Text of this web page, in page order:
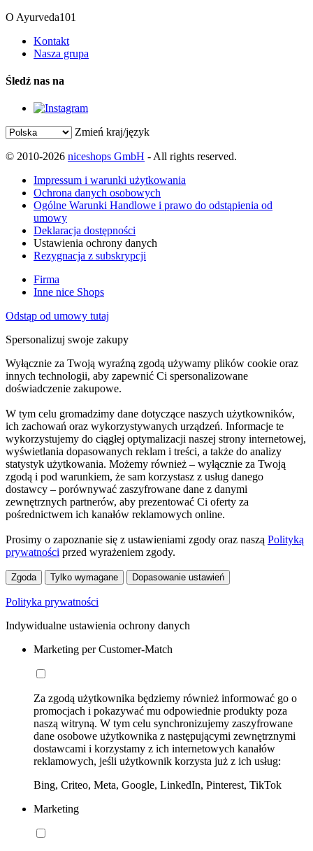
O Ayurveda101
Kontakt
Nasza grupa
Śledź nas na
Zmień kraj/język
© 2010-2026 niceshops GmbH - All rights reserved.
Impressum i warunki użytkowania
Ochrona danych osobowych
Ogólne Warunki Handlowe i prawo do odstąpienia od
umowy
Deklaracja dostępności
Ustawienia ochrony danych
Rezygnacja z subskrypcji
Firma
Inne nice Shops
Odstąp od umowy tutaj
Spersonalizuj swoje zakupy
Wyłącznie za Twoją wyraźną zgodą używamy plików cookie oraz
innych technologii, aby zapewnić Ci spersonalizowane
doświadczenie zakupowe.
W tym celu gromadzimy dane dotyczące naszych użytkowników,
ich zachowań oraz wykorzystywanych urządzeń. Informacje te
wykorzystujemy do ciągłej optymalizacji naszej strony internetowej,
wyświetlania dopasowanych reklam i treści, a także do analizy
statystyk użytkowania. Możemy również – wyłącznie za Twoją
zgodą i pod warunkiem, że sam korzystasz z usług danego
dostawcy – porównywać zaszyfrowane dane z danymi
zewnętrznych partnerów, aby prezentować Ci oferty za
pośrednictwem ich kanałów reklamowych online.
Prosimy o zapoznanie się z ustawieniami zgody oraz naszą Polityką
prywatności przed wyrażeniem zgody.
Zgoda Tylko wymagane Dopasowanie ustawień
Polityka prywatności
Indywidualne ustawienia ochrony danych
Marketing per Customer-Match
Za zgodą użytkownika będziemy również informować go o
promocjach i pokazywać mu odpowiednie produkty poza
naszą witryną. W tym celu synchronizujemy zaszyfrowane
dane osobowe użytkownika z następującymi zewnętrznymi
dostawcami i korzystamy z ich internetowych kanałów
reklamowych, jeśli użytkownik korzysta już z ich usług:
Bing, Criteo, Meta, Google, LinkedIn, Pinterest, TikTok
Marketing